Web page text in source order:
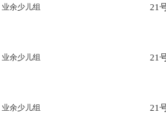
业余少儿组 21
业余少儿组 21
业余少儿组 21